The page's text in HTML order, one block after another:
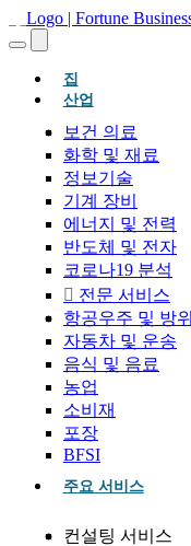
집(현재의)
산업
보건 의료
화학 및 재료
정보기술
기계 장비
에너지 및 전력
반도체 및 전자
코로나19 분석
전문 서비스
항공우주 및 방위
자동차 및 운송
음식 및 음료
농업
소비재
포장
BFSI
주요 서비스
컨설팅 서비스